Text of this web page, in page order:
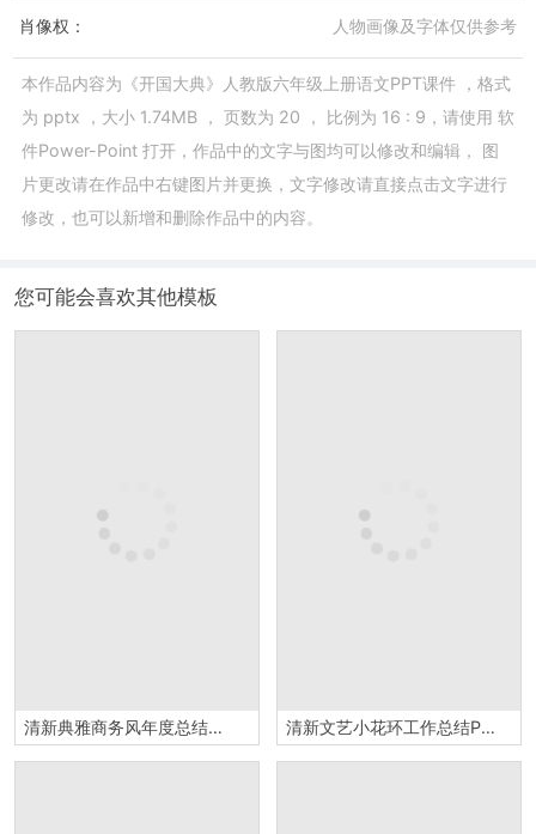
肖像权： 人物画像及字体仅供参考
本作品内容为 《开国大典》人教版六年级上册语文PPT课件，格式
为 pptx ，大小 1.74MB， 页数为 20 ， 比例为 16 : 9 ，请使用 软
件Power-Point 打开，作品中的文字与图均可以修改和编辑， 图
片更改请在作品中右键图片并更换，文字修改请直接点击文字进行
修改，也可以新增和删除作品中的内容。
您可能会喜欢其他模板
清新典雅商务风年度总结汇报PPT模板 清新文艺小花环工作总结PPT模板